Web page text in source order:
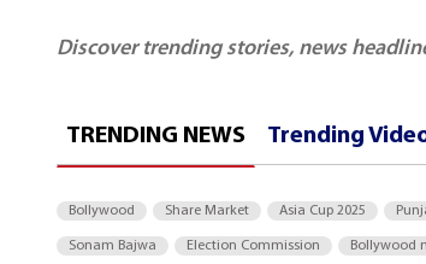
Discover trending stories, news
TRENDING NEWS Trending
Bollywood Share Market Asia Cup 2025
Sonam Bajwa Election Commission Bollywood